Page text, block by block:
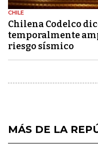
CHILE
Chilena Codelco
temporalmente
riesgo sísmico
MÁS DE LA